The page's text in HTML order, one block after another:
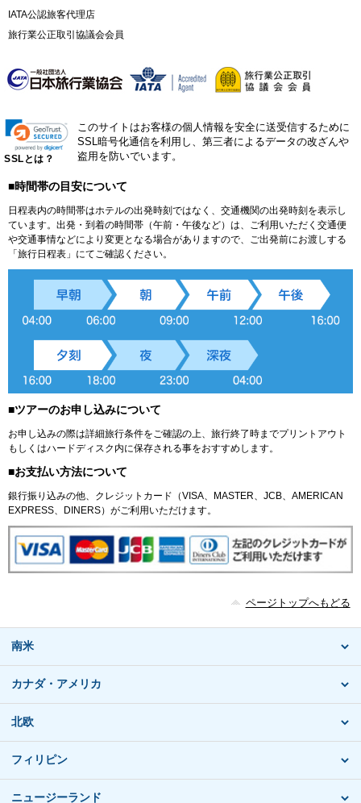
IATA公認旅客代理店
旅行業公正取引協議会会員
SSLとは？
このサイトはお客様の個人情報を安全に送受信するために
SSL暗号化通信を利用し、第三者によるデータの改ざんや
盗用を防いでいます。
■時間帯の目安について
日程表内の時間帯はホテルの出発時刻ではなく、交通機関の出発時刻を表示し
ています。出発・到着の時間帯（午前・午後など）は、ご利用いただく交通便
や交通事情などにより変更となる場合がありますので、ご出発前にお渡しする
「旅行日程表」にてご確認ください。
■ツアーのお申し込みについて
お申し込みの際は詳細旅行条件をご確認の上、旅行終了時までプリントアウト
もしくはハードディスク内に保存される事をおすすめします。
■お支払い方法について
銀行振り込みの他、クレジットカード（VISA、MASTER、JCB、AMERICAN
EXPRESS、DINERS）がご利用いただけます。
ページトップへもどる
南米
カナダ・アメリカ
北欧
フィリピン
ニュージーランド